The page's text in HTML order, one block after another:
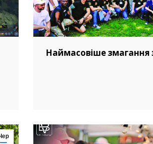
Наймасовіше змагання